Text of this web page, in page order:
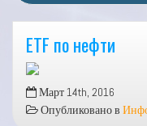
ETF по нефти
Март 14th, 2016
Опубликовано в